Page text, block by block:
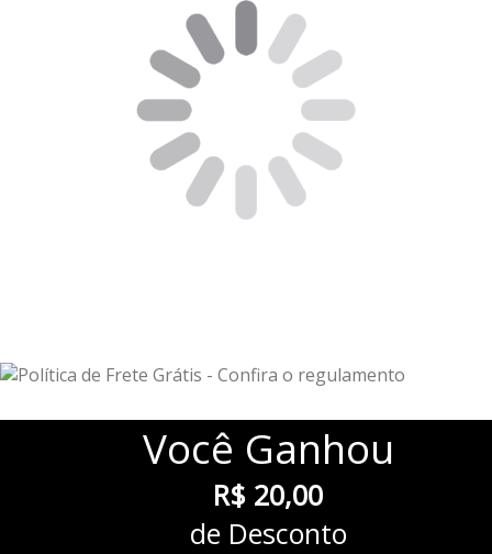
Você Ganhou
R$ 20,00
de Desconto